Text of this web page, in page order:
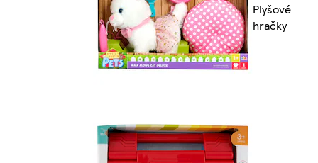
Plyšové
hračky